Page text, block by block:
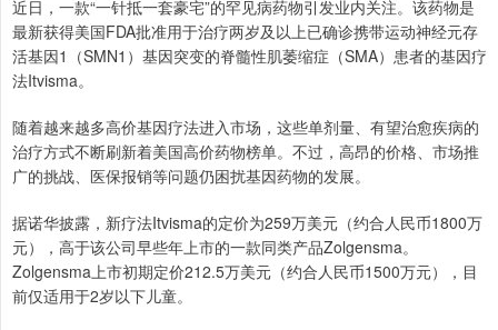
近日，一款“一针抵一套豪宅”的罕见病药物引发业内关注。该药物是
最新获得美国FDA批准用于治疗两岁及以上已确诊携带运动神经元存
活基因1（SMN1）基因突变的脊髓性肌萎缩症（SMA）患者的基因疗
法Itvisma。
随着越来越多高价基因疗法进入市场，这些单剂量、有望治愈疾病的
治疗方式不断刷新着美国高价药物榜单。不过，高昂的价格、市场推
广的挑战、医保报销等问题仍困扰基因药物的发展。
据诺华披露，新疗法Itvisma的定价为259万美元（约合人民币1800万
元），高于该公司早些年上市的一款同类产品Zolgensma。
Zolgensma上市初期定价212.5万美元（约合人民币1500万元），目
前仅适用于2岁以下儿童。